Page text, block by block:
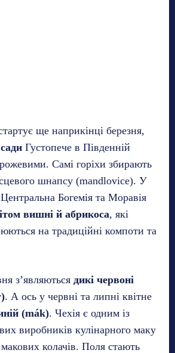
ще наприкінці березня,
Густопече в Південній
Самі горіхи збирають
шнапсу (mandlovice). У
Богемія та Моравія
вишні й абрикоса, які
на традиційні компоти та
з’являються дикі червоні
. А ось у червні та липні квітне
(mák). Чехія є одним із
виробників кулінарного маку
колачів. Поля стають